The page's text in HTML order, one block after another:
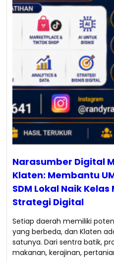
Narasumber Digital
Klaten: Membantu
SDM Lokal Naik Kelas
Strategi Digital
Setiap daerah memiliki
yang berbeda, dan Klaten
satunya. Dari sentra batik,
makanan, kerajinan,